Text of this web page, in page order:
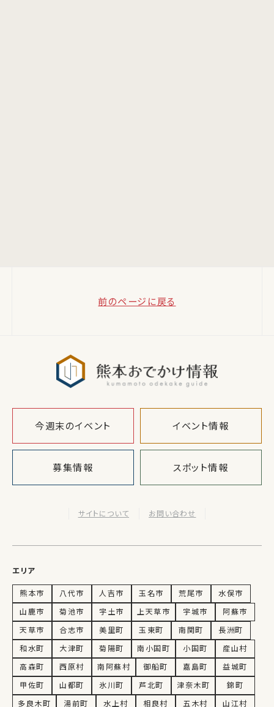
前のページに戻る
今週末のイベント イベント情報
募集情報 スポット情報
サイトについて お問い合わせ
エリア
熊本市 八代市 人吉市 玉名市 荒尾市
水俣市
山鹿市
菊池市 宇土市 上天草市 宇城市
阿蘇市
天草市
合志市 美里町 玉東町 南関町
長洲町
和水町
大津町 菊陽町 南小国町 小国町
産山村
高森町
西原村 南阿蘇村 御船町 嘉島町
益城町
甲佐町
山都町 氷川町 芦北町 津奈木町
錦町
多良木町
湯前町 水上村 相良村 五木村 山江村